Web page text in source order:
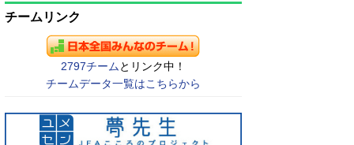
チームリンク
2797チーム とリンク中！
チームデータ一覧はこちらから